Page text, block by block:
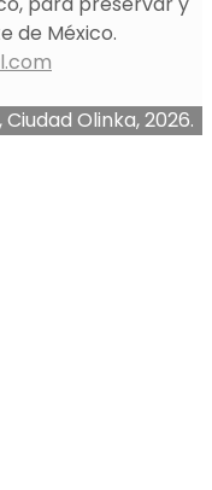
de México.
Olinka, 2026.